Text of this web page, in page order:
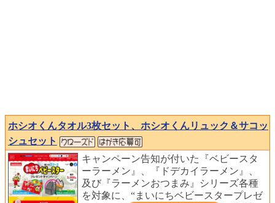
ホシオくんタオル3枚セット、ホシオくんリュック＆サコッ
シュセット
キャンペーン告知が付いた『ベビースタ
ーラーメン』、『ドデカイラーメン』、
及び『ラーメンおつまみ』シリーズ各種
を対象に、“まいにちベビースタープレゼ